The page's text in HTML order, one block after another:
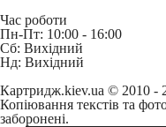
Час роботи
Пн-Пт: 10:00 - 16:00
Сб: Вихідний
Нд: Вихідний
Картридж.kiev.ua © 2010 -
Копіювання текстів та
заборонені.